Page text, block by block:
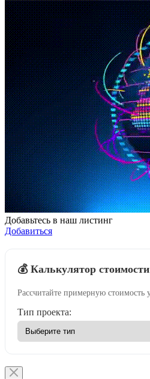
Добавьтесь в наш листинг
Добавиться
💰 Калькулятор стоимости
Рассчитайте примерную
Тип проекта: